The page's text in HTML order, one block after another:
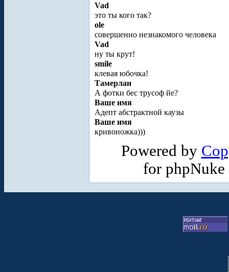
Vad
это ты кого так?
ole
совершенно незнакомого человека
Vad
ну ты крут!
smile
клевая юбочка!
Тамерлан
А фотки бес трусоф йе?
Ваше имя
Адепт абстрактной каузы
Ваше имя
кривоножка)))
Powered by
for